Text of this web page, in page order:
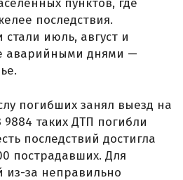
пунктов, где
последствия.
июль, август и
аварийными днями —
погибших занял выезд на
таких ДТП погибли
последствий достигла
пострадавших. Для
из-за неправильно